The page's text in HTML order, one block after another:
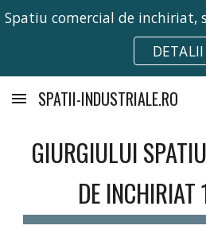
Skip to main content
DETALII
SPATII-INDUSTRIALE.RO
GIURGIULUI
DE